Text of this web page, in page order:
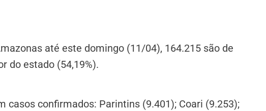
até este domingo (11/04), 164.215 são de
do estado (54,19%).
casos confirmados: Parintins (9.401); Coari (9.253);